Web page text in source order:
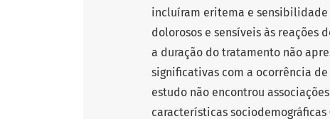
incluíram eritema e sensibilidade
dolorosos e sensíveis às reações
a duração do tratamento não
significativas com a ocorrência de
estudo não encontrou
características